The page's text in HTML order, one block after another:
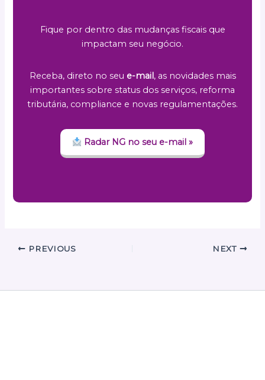
Fique por dentro das mudanças fiscais que
impactam seu negócio.
Receba, direto no seu e-mail, as novidades mais
importantes sobre status dos serviços, reforma
tributária, compliance e novas regulamentações.
Radar NG no seu e-mail »
PREVIOUS NEXT